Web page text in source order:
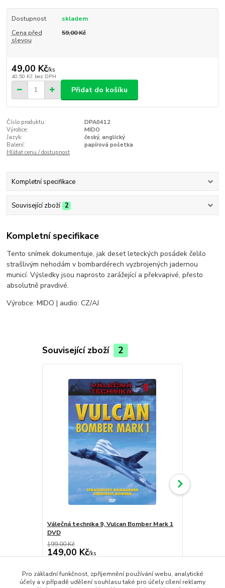
Dostupnost
skladem
Cena před
slevou
59,00 Kč
49,00 Kč/ks
40,50 Kč bez DPH
Přidat do košíku
Číslo produktu:
DPA0412
Výrobce:
MIDO
Jazyk:
český, anglický
Balení:
papírová pošetka
Hlídat cenu / dostupnost
Kompletní specifikace
Související zboží 2
Kompletní specifikace
Tento snímek dokumentuje, jak deset leteckých posádek čelilo
strašlivým nehodám v bombardérech vyzbrojených jadernou
municí. Výsledky jsou naprosto zarážející a překvapivé, přesto
absolutně pravdivé.
Výrobce: MIDO | audio: CZ/AJ
Související zboží 2
Válečná technika 9, Vulcan Bomber Mark 1
DVD
199,00 Kč
149,00 Kč/ks
Přidat do košíku
Pro základní funkčnost, zpříjemnění používání webu, analytické
účely a v případě udělení souhlasu také pro účely cílení reklamy